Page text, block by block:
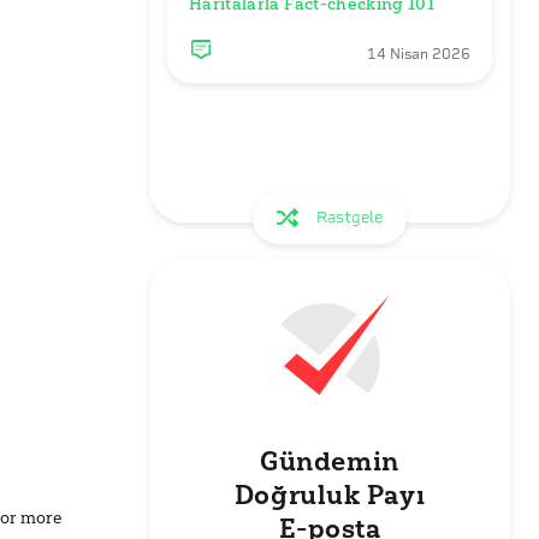
more
14 Nisan 2026
Rastgele
Gündemin
Doğruluk Payı
E-posta